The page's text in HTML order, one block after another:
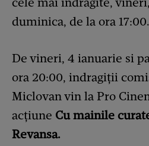
duminica, de la ora 17:00.
De vineri, 4 ianuarie si
ora 20:00, indragiţii
Miclovan vin la Pro
acţiune Cu mainile
Revansa.